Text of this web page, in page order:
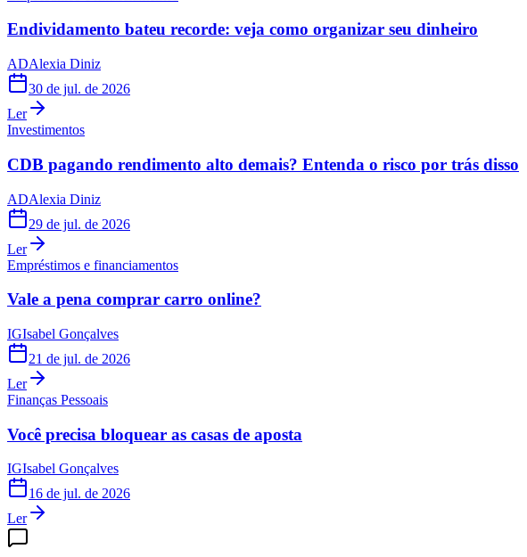
Endividamento bateu recorde: veja como organizar seu dinheiro
ADAlexia Diniz
30 de jul. de 2026
Ler
Investimentos
CDB pagando rendimento alto demais? Entenda o risco por trás disso
ADAlexia Diniz
29 de jul. de 2026
Ler
Empréstimos e financiamentos
Vale a pena comprar carro online?
IGIsabel Gonçalves
21 de jul. de 2026
Ler
Finanças Pessoais
Você precisa bloquear as casas de aposta
IGIsabel Gonçalves
16 de jul. de 2026
Ler